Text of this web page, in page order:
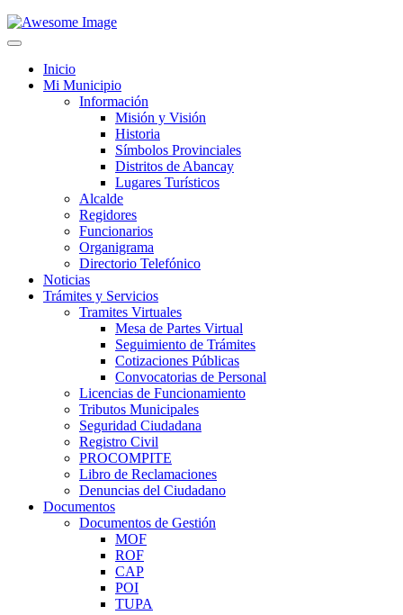
Inicio
Mi Municipio
Información
Misión y Visión
Historia
Símbolos Provinciales
Distritos de Abancay
Lugares Turísticos
Alcalde
Regidores
Funcionarios
Organigrama
Directorio Telefónico
Noticias
Trámites y Servicios
Tramites Virtuales
Mesa de Partes Virtual
Seguimiento de Trámites
Cotizaciones Públicas
Convocatorias de Personal
Licencias de Funcionamiento
Tributos Municipales
Seguridad Ciudadana
Registro Civil
PROCOMPITE
Libro de Reclamaciones
Denuncias del Ciudadano
Documentos
Documentos de Gestión
MOF
ROF
CAP
POI
TUPA